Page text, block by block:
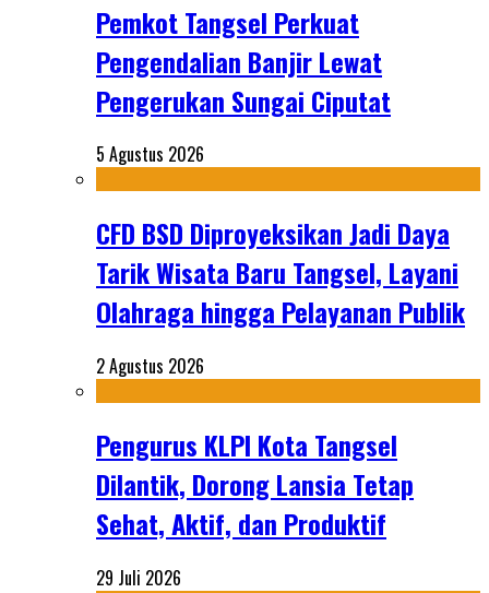
Pemkot Tangsel Perkuat
Pengendalian Banjir Lewat
Pengerukan Sungai Ciputat
5 Agustus 2026
CFD BSD Diproyeksikan Jadi Daya
Tarik Wisata Baru Tangsel, Layani
Olahraga hingga Pelayanan Publik
2 Agustus 2026
Pengurus KLPI Kota Tangsel
Dilantik, Dorong Lansia Tetap
Sehat, Aktif, dan Produktif
29 Juli 2026